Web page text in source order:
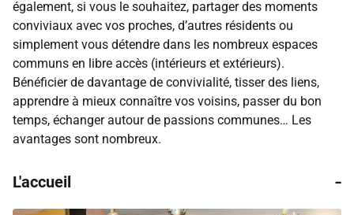
également, si vous le souhaitez, partager des moments
conviviaux avec vos proches, d’autres résidents ou
simplement vous détendre dans les nombreux espaces
communs en libre accès (intérieurs et extérieurs).
Bénéficier de davantage de convivialité, tisser des liens,
apprendre à mieux connaître vos voisins, passer du bon
temps, échanger autour de passions communes… Les
avantages sont nombreux.
L'accueil -